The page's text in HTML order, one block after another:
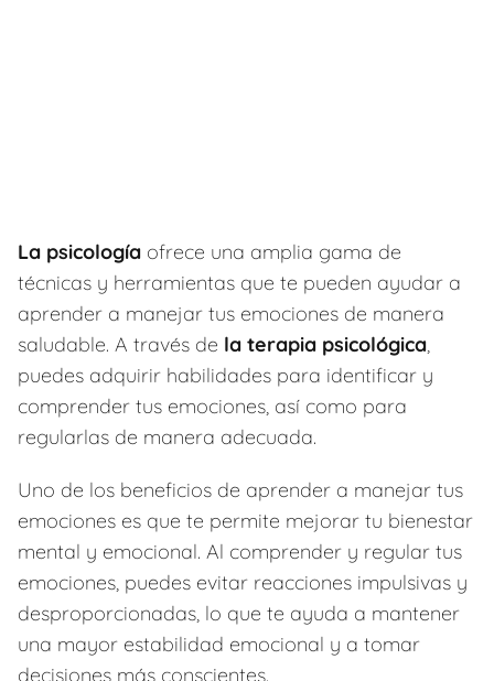
La psicología ofrece una amplia gama de
técnicas y herramientas que te pueden ayudar a
aprender a manejar tus emociones de manera
saludable. A través de la terapia psicológica,
puedes adquirir habilidades para identificar y
comprender tus emociones, así como para
regularlas de manera adecuada.
Uno de los beneficios de aprender a manejar tus
emociones es que te permite mejorar tu bienestar
mental y emocional. Al comprender y regular tus
emociones, puedes evitar reacciones impulsivas y
desproporcionadas, lo que te ayuda a mantener
una mayor estabilidad emocional y a tomar
decisiones más conscientes.